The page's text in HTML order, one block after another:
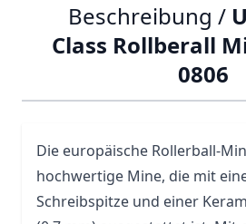
Beschreibung /
Class Rollberall
0806
Die europäische Rollerball-
hochwertige Mine, die mit
Schreibspitze und einer